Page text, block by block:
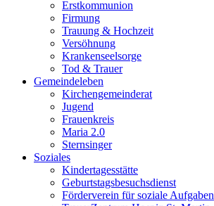
Erstkommunion
Firmung
Trauung & Hochzeit
Versöhnung
Krankenseelsorge
Tod & Trauer
Gemeindeleben
Kirchengemeinderat
Jugend
Frauenkreis
Maria 2.0
Sternsinger
Soziales
Kindertagesstätte
Geburtstagsbesuchsdienst
Förderverein für soziale Aufgaben